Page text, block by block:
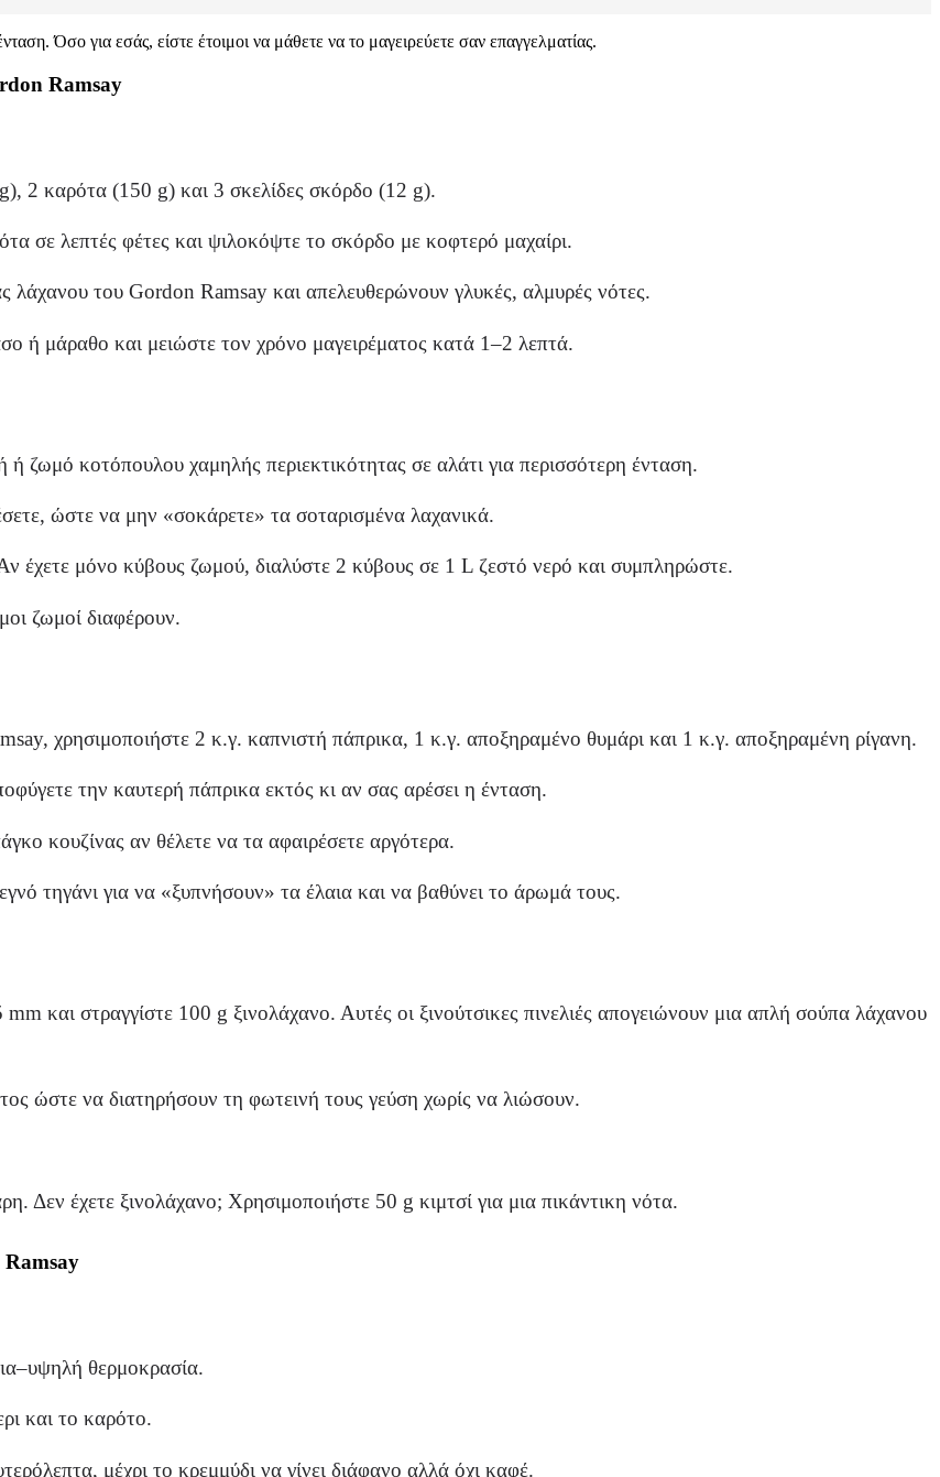
Όσο για εσάς, είστε έτοιμοι να μάθετε να το μαγειρεύετε σαν επαγγελματίας.
Ramsay
2 καρότα (150 g) και 3 σκελίδες σκόρδο (12 g).
σε λεπτές φέτες και ψιλοκόψτε το σκόρδο με κοφτερό μαχαίρι.
του Gordon Ramsay και απελευθερώνουν γλυκές, αλμυρές νότες.
ή μάραθο και μειώστε τον χρόνο μαγειρέματος κατά 1–2 λεπτά.
ζωμό κοτόπουλου χαμηλής περιεκτικότητας σε αλάτι για περισσότερη ένταση.
ώστε να μην «σοκάρετε» τα σοταρισμένα λαχανικά.
έχετε μόνο κύβους ζωμού, διαλύστε 2 κύβους σε 1 L ζεστό νερό και συμπληρώστε.
ζωμοί διαφέρουν.
χρησιμοποιήστε 2 κ.γ. καπνιστή πάπρικα, 1 κ.γ. αποξηραμένο θυμάρι και 1 κ.γ. αποξηραμένη ρίγανη.
την καυτερή πάπρικα εκτός κι αν σας αρέσει η ένταση.
κουζίνας αν θέλετε να τα αφαιρέσετε αργότερα.
τηγάνι για να «ξυπνήσουν» τα έλαια και να βαθύνει το άρωμά τους.
και στραγγίστε 100 g ξινολάχανο. Αυτές οι ξινούτσικες πινελιές απογειώνουν μια απλή σούπα λάχανου
ώστε να διατηρήσουν τη φωτεινή τους γεύση χωρίς να λιώσουν.
Δεν έχετε ξινολάχανο; Χρησιμοποιήστε 50 g κιμτσί για μια πικάντικη νότα.
Ramsay
θερμοκρασία.
και το καρότο.
μέχρι το κρεμμύδι να γίνει διάφανο αλλά όχι καφέ.